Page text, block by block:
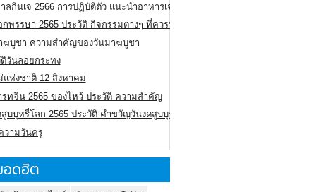
ลกินเจ 2566 การปฏิบัติตัว แนะนำอาหารเจ
พรรษา 2565 ประวัติ กิจกรรมต่างๆ ที่ควรปฏิบัติ
ฆบูชา ความสำคัญของวันมาฆบูชา
วันลอยกระทง
แห่งชาติ 12 สิงหาคม
รทจีน 2565 ของไหว้ ประวัติ ความสำคัญ
บบุหรี่โลก 2565 ประวัติ คำขวัญวันงดสูบบุหรี่โลก
วามวันครู
อดฮิต